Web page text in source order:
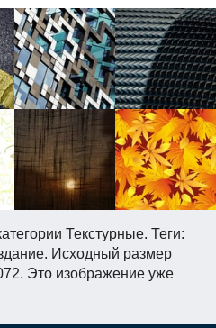
Текстурные. Теги:
Исходный размер
Это изображение уже